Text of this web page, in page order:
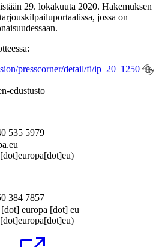
29. lokakuuta 2020. Hakemuksen
jossa on
presscorner/detail/fi/ip_20_1250
edustusto
535 5979
.eu
384 7857
[dot] europa [dot] eu